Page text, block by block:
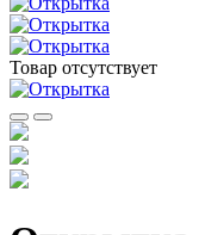
Товар отсутствует